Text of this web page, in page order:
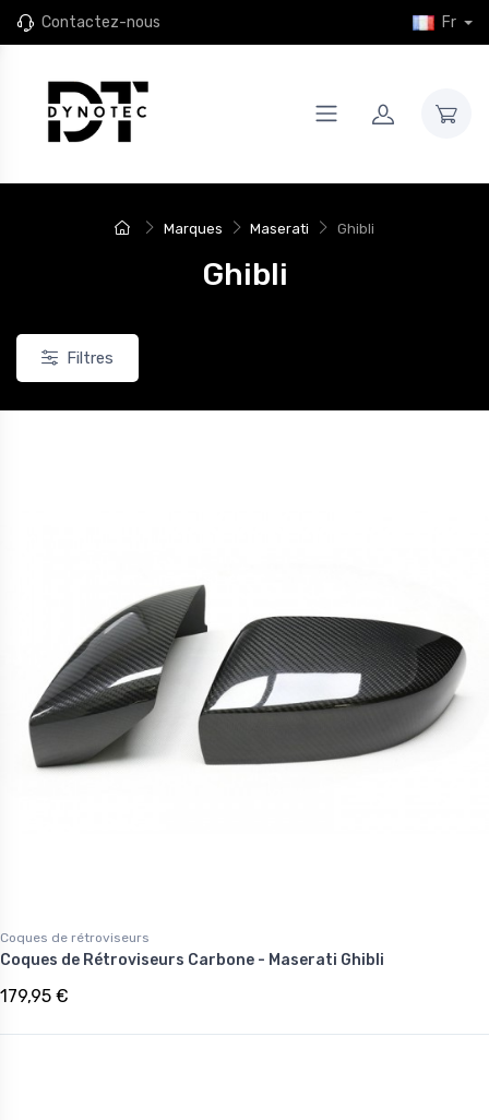
Contactez-nous Fr
Marques Maserati Ghibli
Ghibli
Filtres
Coques de rétroviseurs
Coques de Rétroviseurs Carbone - Maserati Ghibli
179,95 €